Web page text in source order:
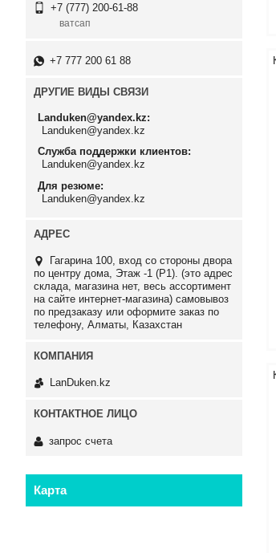
+7 (777) 200-61-88
ватсап
+7 777 200 61 88
ДРУГИЕ ВИДЫ СВЯЗИ
Landuken@yandex.kz
Landuken@yandex.kz
Служба поддержки клиентов
Landuken@yandex.kz
Для резюме
Landuken@yandex.kz
Гагарина 100, вход со стороны двора
по центру дома, Этаж -1 (P1). (это адрес
склада, магазина нет, весь ассортимент
на сайте интернет-магазина) самовывоз
по предзаказу или оформите заказ по
телефону, Алматы, Казахстан
LanDuken.kz
запрос счета
Карта